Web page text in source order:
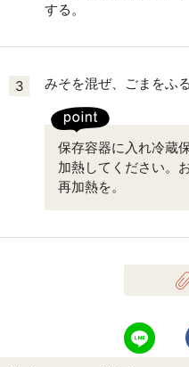
する。
3 みそを混ぜ、ごまをふる
保存容器に入れ冷蔵
加熱してください。
再加熱を。
LINE